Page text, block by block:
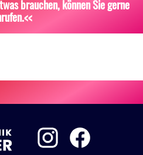
brauchen, können Sie gerne